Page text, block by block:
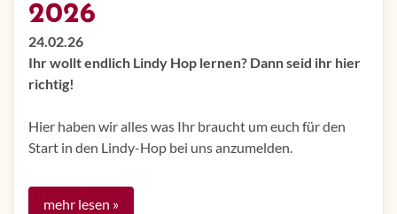
2026
24.02.26
Ihr wollt endlich Lindy Hop lernen? Dann seid ihr hier
richtig!
Hier haben wir alles was Ihr braucht um euch für den
Start in den Lindy-Hop bei uns anzumelden.
mehr lesen »